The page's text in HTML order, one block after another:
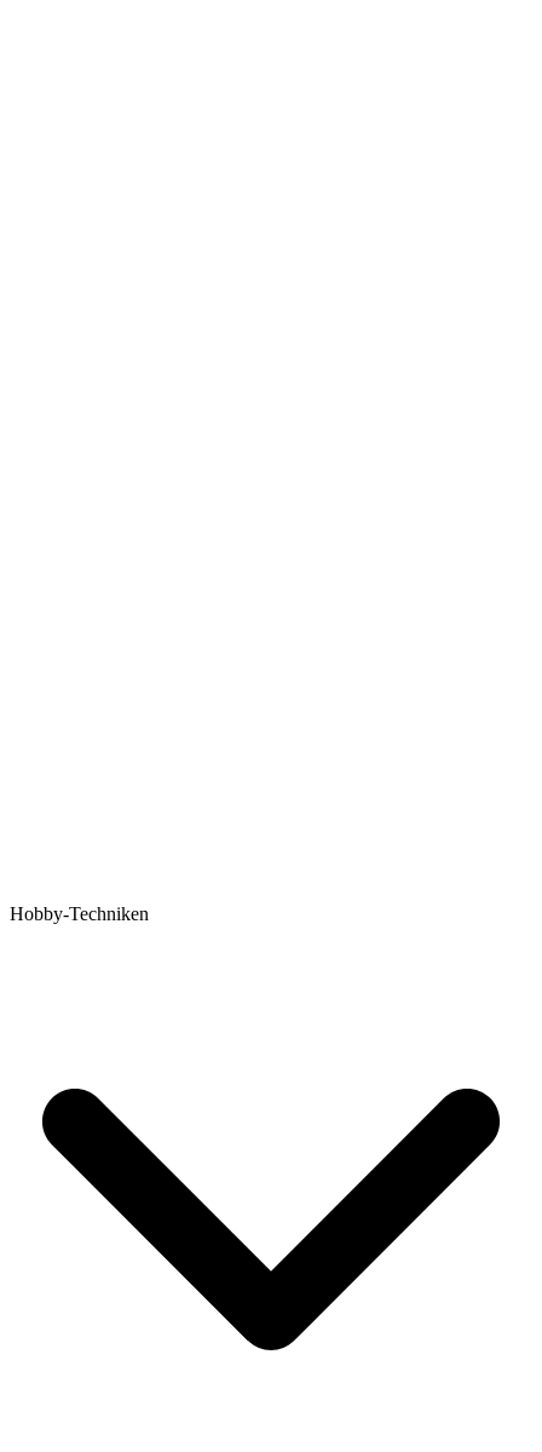
Hobby-Techniken